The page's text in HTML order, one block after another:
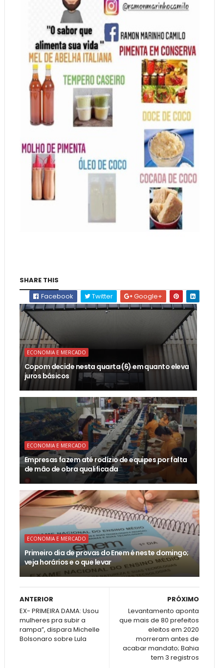
SHARE THIS
Facebook
Twitter Google+
ECONOMIA E MERCADO
Copom decide nesta quarta (6) em quanto eleva
juros básicos
ECONOMIA E MERCADO
Empresas fazem até rodízio de equipes por falta
de mão de obra qualificada
ECONOMIA E MERCADO
Primeiro dia de provas do Enem é neste domingo;
veja horários e o que levar
PRÓXIMO
Levantamento aponta
que mais de 80 prefeitos
eleitos em 2020
morreram antes de
acabar mandato; Bahia
tem 3 registros
ANTERIOR
EX- PRIMEIRA DAMA: Usou
mulheres pra subir a
rampa”, dispara Michelle
Bolsonaro sobre Lula